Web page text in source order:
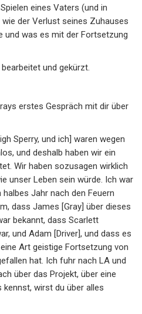
eines Vaters (und in
der Verlust seines Zuhauses
und was es mit der Fortsetzung
und gekürzt.
erstes Gespräch mit dir über
Sperry, und ich] waren wegen
und deshalb haben wir ein
Wir haben sozusagen wirklich
unser Leben sein würde. Ich war
Jahr nach den Feuern
dass James [Gray] über dieses
bekannt, dass Scarlett
und Adam [Driver], und dass es
Art geistige Fortsetzung von
hat. Ich fuhr nach LA und
über das Projekt, über eine
kennst, wirst du über alles